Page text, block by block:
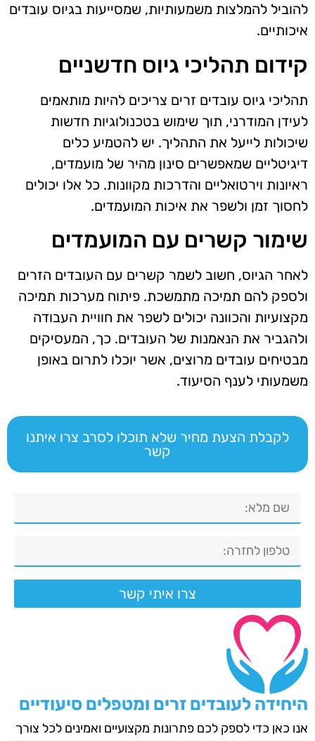
להוביל להמלצות משמעותיות, שמסייעות בגיוס עובדים
איכותיים.
קידום תהליכי גיוס חדשניים
תהליכי גיוס עובדים זרים צריכים להיות מותאמים
לעידן המודרני, תוך שימוש בטכנולוגיות חדשות
שיכולות לייעל את התהליך. יש להטמיע כלים
דיגיטליים שמאפשרים סינון מהיר של מועמדים,
ראיונות וירטואליים והדרכות מקוונות. כל אלו יכולים
לחסוך זמן ולשפר את איכות המועמדים.
שימור קשרים עם המועמדים
לאחר הגיוס, חשוב לשמר קשרים עם העובדים הזרים
ולספק להם תמיכה מתמשכת. פיתוח מערכות תמיכה
מקצועיות והכוונה יכולים לשפר את חוויית העבודה
ולהגביר את הנאמנות של העובדים. כך, המעסיקים
מבטיחים עובדים מרוצים, אשר יוכלו לתרום באופן
משמעותי לענף הסיעוד.
לקבלת הצעת מחיר שלא תוכלו לסרב צרו איתנו
קשר
צרו איתי קשר
היחידה לעובדים זרים ומטפלים סיעודיים
אנו כאן כדי לספק לכם פתרונות מקצועיים ואמינים לכל צורך